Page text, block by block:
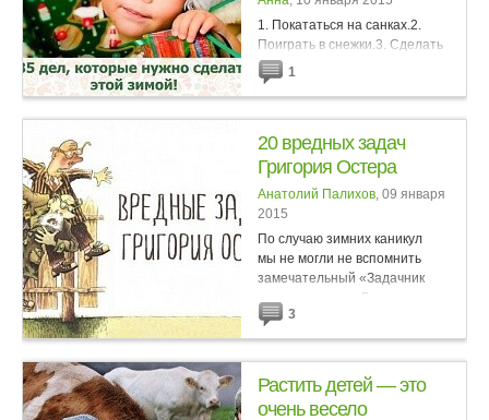
1. Покататься на санках.2.
Поиграть в снежки.3. Сделать
снеговика.4. Поваляться в
снегу.5. Сходить на главную
елку.6. Покататься на лыжах.7.
Покататься на коньках.8.
Построить снежную крепость.9....
1
20 вредных задач
Григория Остера
Анатолий Палихов, 09 января
2015
По случаю зимних каникул
мы не могли не вспомнить
замечательный «Задачник
по математике» Григория
Остера. Если бы все учебники
были так увлекательно...
3
Растить детей — это
очень весело